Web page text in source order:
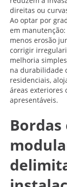
direitas ou
Ao optar por
em
menos erosão
corrigir
melhoria
na durabilidade
residenciais,
áreas exteriores
apresentáveis.
Bordas